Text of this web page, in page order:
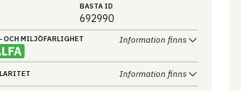
BASTA ID
692990
OCH MILJÖ­FARLIGHET Information finns
Information finns